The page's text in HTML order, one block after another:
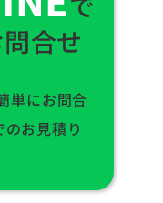
合せ
単にお問合
お見積り